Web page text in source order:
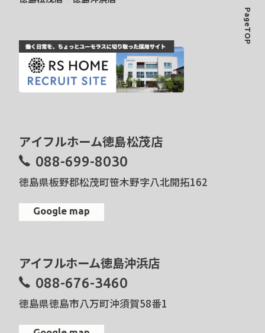
アイフルホーム徳島松茂店
088-699-8030
徳島県板野郡松茂町笹木野字八北開拓162
Google map
アイフルホーム徳島沖浜店
088-676-3460
徳島県徳島市八万町沖須賀58番1
PageTOP